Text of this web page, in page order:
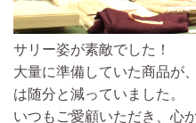
サリー姿が素敵でした！
大量に準備していた商品が
は随分と減っていました。
いつもご愛顧いただき、心